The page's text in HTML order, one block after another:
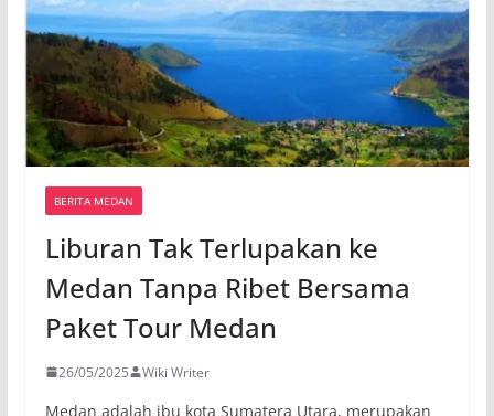
BERITA MEDAN
Liburan Tak Terlupakan ke
Medan Tanpa Ribet Bersama
Paket Tour Medan
26/05/2025 Wiki Writer
Medan adalah ibu kota Sumatera Utara, merupakan